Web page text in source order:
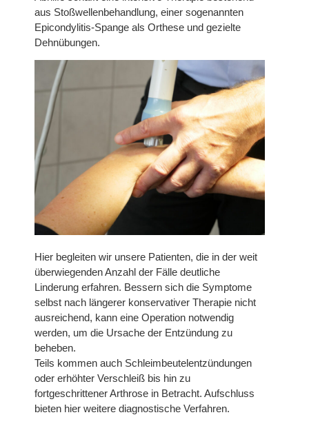
aus Stoßwellenbehandlung, einer sogenannten
Epicondylitis-Spange als Orthese und gezielte
Dehnübungen.
Hier begleiten wir unsere Patienten, die in der weit
überwiegenden Anzahl der Fälle deutliche
Linderung erfahren. Bessern sich die Symptome
selbst nach längerer konservativer Therapie nicht
ausreichend, kann eine Operation notwendig
werden, um die Ursache der Entzündung zu
beheben.
Teils kommen auch Schleimbeutelentzündungen
oder erhöhter Verschleiß bis hin zu
fortgeschrittener Arthrose in Betracht. Aufschluss
bieten hier weitere diagnostische Verfahren.